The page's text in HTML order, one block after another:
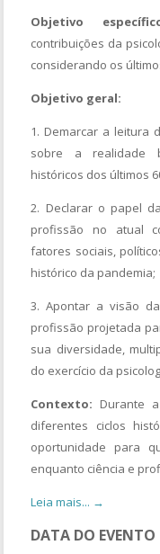
Objetivo
contribuições da
considerando os
Objetivo geral:
1. Demarcar a leitura
sobre a realidade
históricos dos últimos
2. Declarar o papel
profissão no atual
fatores sociais,
histórico da pandemia;
3. Apontar a visão
profissão projetada
sua diversidade,
do exercício da
Contexto: Durante
diferentes ciclos
oportunidade para
enquanto ciência e
Leia mais... →
DATA DO EVENTO